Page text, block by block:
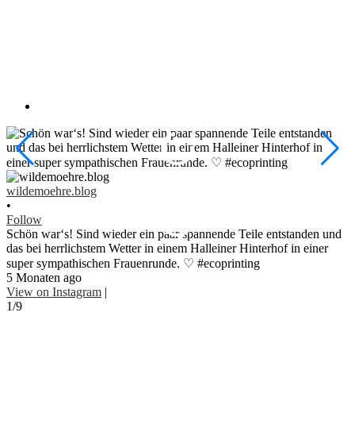
wildemoehre.blog
•
Follow
Schön war‘s! Sind wieder ein paar spannende Teile entstanden und
das bei herrlichstem Wetter in einem Halleiner Hinterhof in einer
super sympathischen Frauenrunde. ♡ #ecoprinting
5 Monaten ago
View on Instagram |
1/9